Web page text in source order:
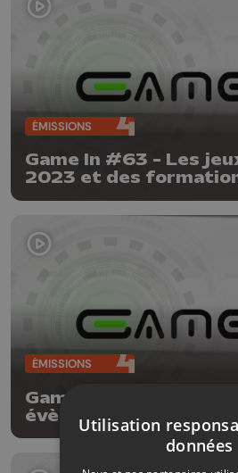
ÉMISSIONS
Game In #63 - Les
2023 et des
ÉMISSIONS
Game In #62 - un
évènement liégeois et
nostalgieUtilisation
données